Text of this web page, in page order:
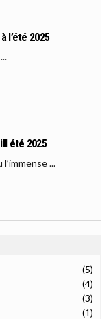
l’été 2025
été 2025
...
(5)
(4)
(3)
(1)